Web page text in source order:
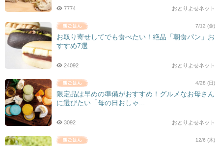
おとりよせネット
7774
7/12 (金)
お取り寄せしてでも食べたい！絶品「朝食パン」お
すすめ7選
おとりよせネット
24092
4/28 (日)
限定品は早めの準備がおすすめ！グルメなお母さん
に選びたい「母の日おしゃ...
おとりよせネット
3092
12/6 (木)